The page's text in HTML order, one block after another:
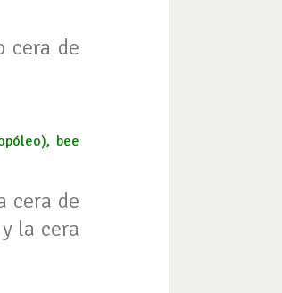
cera de
bee
cera de
la cera